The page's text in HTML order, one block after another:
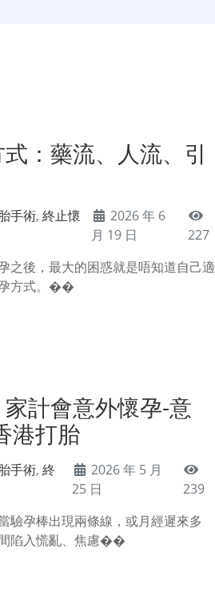
：藥流、人流、引
手術,終止懷
2026 年 6
月 19 日
227
之後，最大的困惑就是唔知道自己適
方式。��
計會意外懷孕-意
港打胎
手術,終
2026 年 5 月
25 日
239
驗孕棒出現兩條線，或月經遲來多
陷入慌亂、焦慮��